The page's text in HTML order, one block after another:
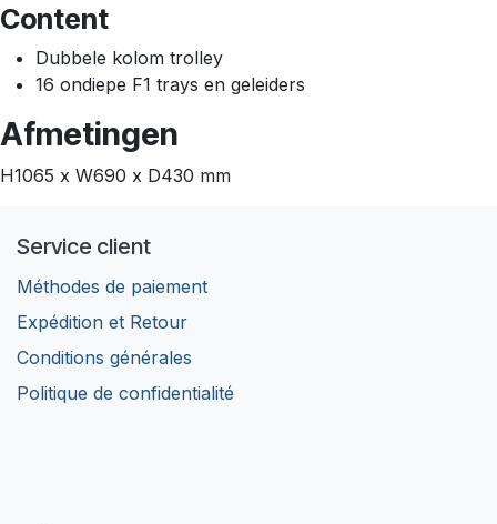
Content
Dubbele kolom trolley
16 ondiepe F1 trays en geleiders
Afmetingen
H1065 x W690 x D430 mm
Service client
Méthodes de paiement
Expédition et Retour
Conditions générales
Politique de confidentialité